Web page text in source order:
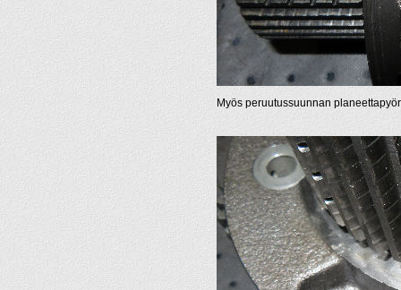
Myös peruutussuunnan